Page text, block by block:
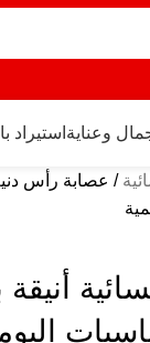
وعناية استيراد
عصابة رأس
أنيقة